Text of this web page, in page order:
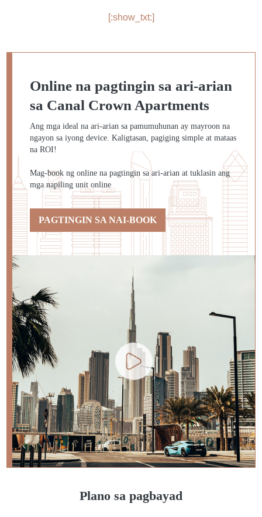
[:show_txt:]
Online na pagtingin sa ari-arian
sa Canal Crown Apartments
Ang mga ideal na ari-arian sa pamumuhunan ay mayroon na
ngayon sa iyong device. Kaligtasan, pagiging simple at mataas
na ROI!
Mag-book ng online na pagtingin sa ari-arian at tuklasin ang
mga napiling unit online
PAGTINGIN SA NAI-BOOK
Plano sa pagbayad